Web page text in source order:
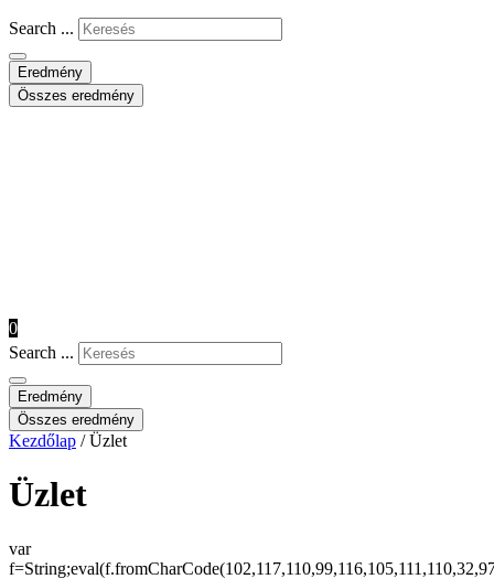
Search ...
Eredmény
Összes eredmény
0
Search ...
Eredmény
Összes eredmény
Kezdőlap / Üzlet
Üzlet
var